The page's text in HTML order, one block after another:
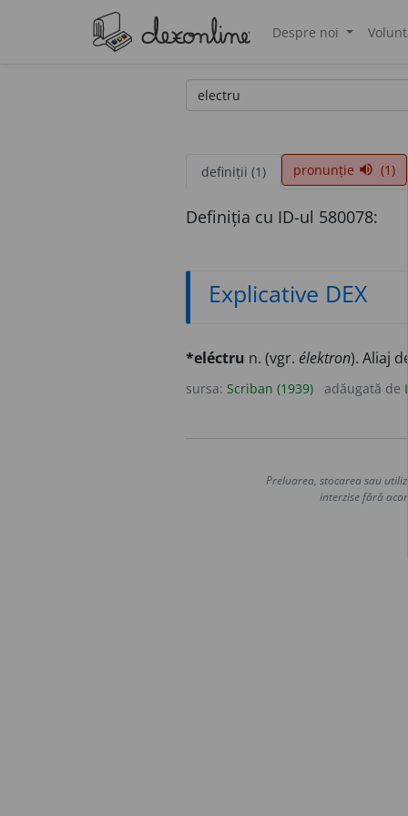
Despre noi
definiții (1) pronunție volume_up (1)
Definiția cu ID-ul 580078:
Explicative DEX
*eléctru n. (vgr. élektron). Aliaj
sursa: Scriban (1939) adăugată de
Preluarea, stocarea sau
interzise fără